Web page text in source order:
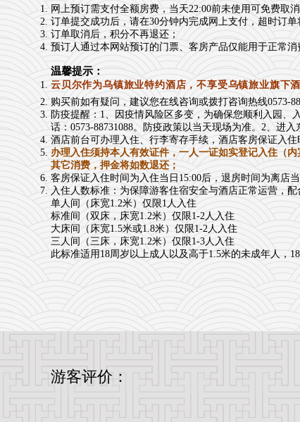
网上预订需支付全额房费，当天22:00前未使用可免费取
订单提交成功后，请在30分钟内完成网上支付，超时订单
订单取消后，积分不再退还；
预订人通过本网站预订的门票、客房产品仅能用于正常
温馨提示：
云贝尔作为乌镇旅业特约酒店，不享受乌镇旅业旗下
购买前如有疑问，建议您在线咨询或拨打咨询热线0573-
防疫提醒：1、因疫情风险区多变，为确保您顺利入园、
话：0573-88731088。防疫政策以当天现场为准。2、进
酒店前台可办理入住、行李寄存手续，酒店客房保证入
办理入住须持本人有效证件，一人一证如实登记入住（
其它消费，押金将如数退还；
客房保证入住时间为入住当日15:00后，退房时间为离店当
入住人数标准：为保障游客住宿安全与酒店正常运营，
单人间（床宽1.2米）仅限1人入住
标准间（双床，床宽1.2米）仅限1-2人入住
大床间（床宽1.5米或1.8米）仅限1-2人入住
三人间（三床，床宽1.2米）仅限1-3人入住
此标准适用18周岁以上成人以及高于1.5米的未成年人，
游客评价：